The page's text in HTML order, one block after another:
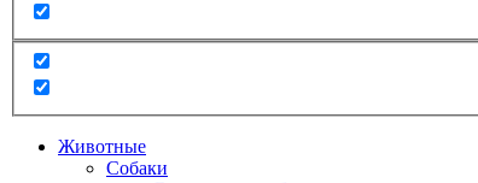
Животные
Собаки